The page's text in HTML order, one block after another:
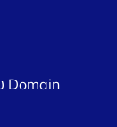
Domain